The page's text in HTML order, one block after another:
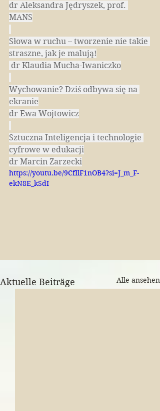
dr Aleksandra Jędryszek, prof.
MANS
Słowa w ruchu – tworzenie nie takie
straszne, jak je malują!
dr Klaudia Mucha-Iwaniczko
Wychowanie? Dziś odbywa się na
ekranie
dr Ewa Wojtowicz
Sztuczna Inteligencja i technologie
cyfrowe w edukacji
dr Marcin Zarzecki
https://youtu.be/9CfIlF1nOB4?si=J_m_F-
ekN8E_kSdI
Aktuelle Beiträge Alle ansehen